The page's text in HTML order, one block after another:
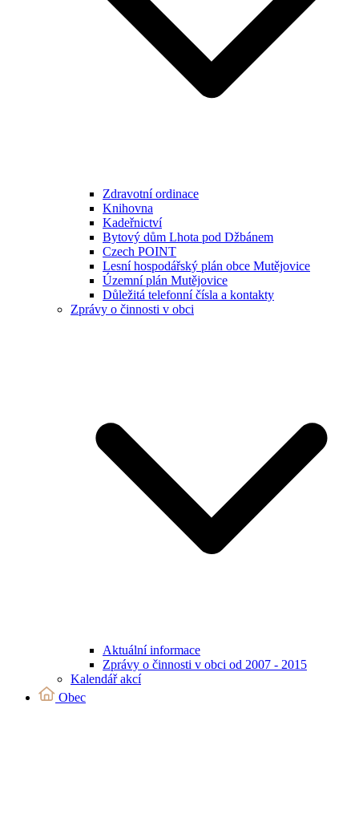
Zdravotní ordinace
Knihovna
Kadeřnictví
Bytový dům Lhota pod Džbánem
Czech POINT
Lesní hospodářský plán obce Mutějovice
Územní plán Mutějovice
Důležitá telefonní čísla a kontakty
Zprávy o činnosti v obci
Aktuální informace
Zprávy o činnosti v obci od 2007 - 2015
Kalendář akcí
Obec